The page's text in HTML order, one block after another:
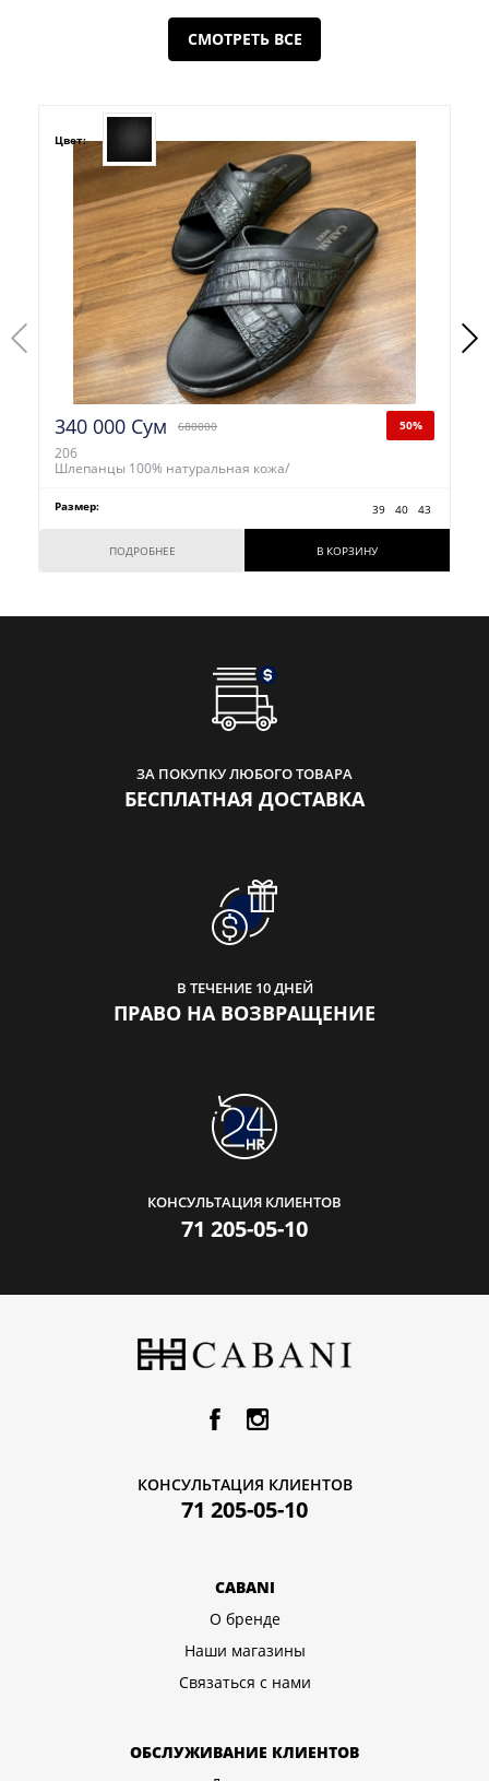
СМОТРЕТЬ ВСЕ
Цвет:
340 000 Сум 680000 50%
206
Шлепанцы 100% натуральная кожа/
Размер: 39 40 43
ПОДРОБНЕЕ В КОРЗИНУ
ЗА ПОКУПКУ ЛЮБОГО ТОВАРА
БЕСПЛАТНАЯ ДОСТАВКА
В ТЕЧЕНИЕ 10 ДНЕЙ
ПРАВО НА ВОЗВРАЩЕНИЕ
КОНСУЛЬТАЦИЯ КЛИЕНТОВ
71 205-05-10
КОНСУЛЬТАЦИЯ КЛИЕНТОВ
71 205-05-10
CABANI
О бренде
Наши магазины
Связаться с нами
ОБСЛУЖИВАНИЕ КЛИЕНТОВ